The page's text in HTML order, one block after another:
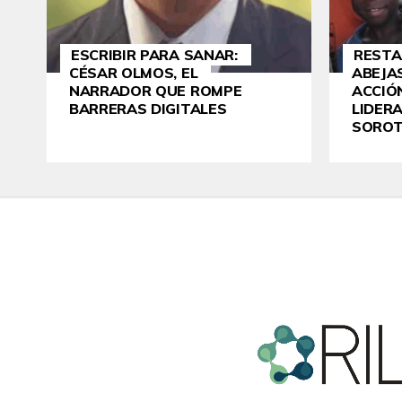
ESCRIBIR PARA SANAR:
CÉSAR OLMOS, EL
NARRADOR QUE ROMPE
BARRERAS DIGITALES